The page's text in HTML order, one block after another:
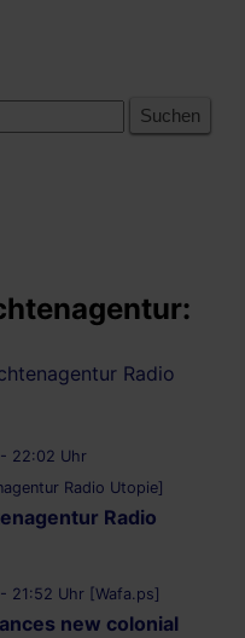
Radio
22:02 Uhr
Radio Utopie]
Radio
21:52 Uhr [Wafa.ps]
new colonial